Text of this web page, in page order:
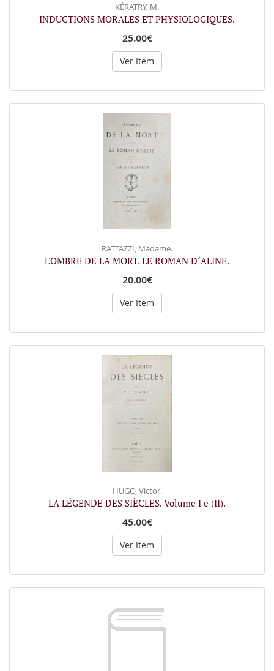
KÉRATRY, M.
INDUCTIONS MORALES ET PHYSIOLOGIQUES.
25.00€
Ver Item
RATTAZZI, Madame.
L'OMBRE DE LA MORT. LE ROMAN D´ALINE.
20.00€
Ver Item
HUGO, Victor.
LA LÉGENDE DES SIÈCLES. Volume I e (II).
45.00€
Ver Item